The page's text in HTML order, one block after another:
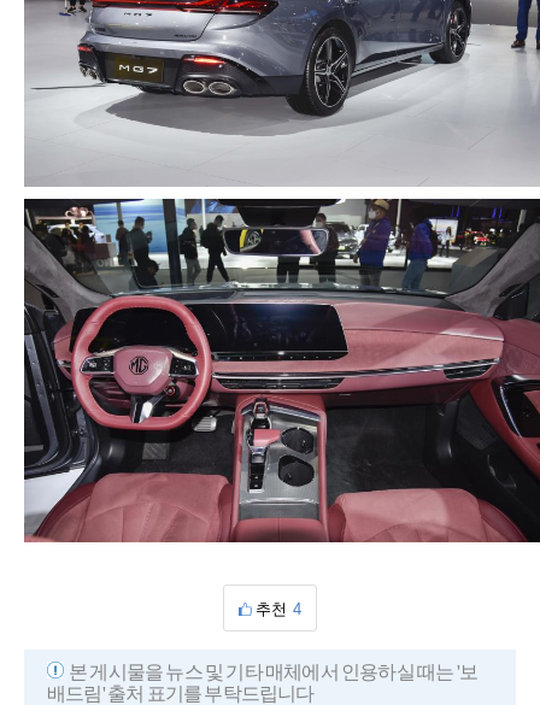
추천 4
본 게시물을 뉴스 및 기타 매체에서 인용하실 때는 '보
배드림' 출처 표기를 부탁드립니다